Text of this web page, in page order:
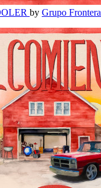
by Grupo Frontera